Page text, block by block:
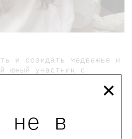
не в
×
и созидать медвежье и
юный участник с
смастерит
и получит медвежью